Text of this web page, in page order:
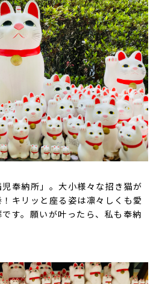
奉納所」。大小様々な招き猫が
キリッと座る姿は凛々しくも愛
す。願いが叶ったら、私も奉納